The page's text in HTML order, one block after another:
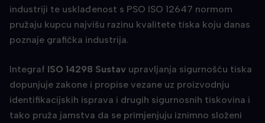
industriji te usklađenost s PSO ISO 12647 normom
pružaju kupcu najvišu razinu kvalitete tiska koju danas
poznaje grafička industrija.
Integraf ISO 14298 Sustav upravljanja sigurnošću tiska
dopunjuje zakone i propise vezane uz proizvodnju
identifikacijskih isprava i drugih sigurnosnih tiskovina i
tako pruža jamstva da se primjenjuju iznimno složeni